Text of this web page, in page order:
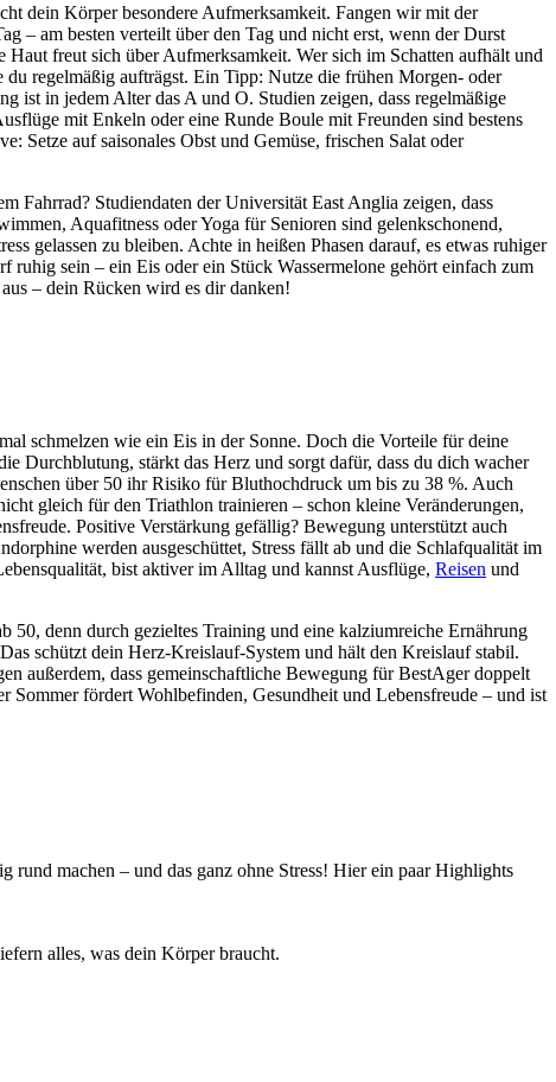
dein Körper besondere Aufmerksamkeit. Fangen wir mit der
– am besten verteilt über den Tag und nicht erst, wenn der Durst
freut sich über Aufmerksamkeit. Wer sich im Schatten aufhält und
regelmäßig aufträgst. Ein Tipp: Nutze die frühen Morgen- oder
ist in jedem Alter das A und O. Studien zeigen, dass regelmäßige
mit Enkeln oder eine Runde Boule mit Freunden sind bestens
Setze auf saisonales Obst und Gemüse, frischen Salat oder
Fahrrad? Studiendaten der Universität East Anglia zeigen, dass
Aquafitness oder Yoga für Senioren sind gelenkschonend,
gelassen zu bleiben. Achte in heißen Phasen darauf, es etwas ruhiger
ruhig sein – ein Eis oder ein Stück Wassermelone gehört einfach zum
– dein Rücken wird es dir danken!
schmelzen wie ein Eis in der Sonne. Doch die Vorteile für deine
Durchblutung, stärkt das Herz und sorgt dafür, dass du dich wacher
über 50 ihr Risiko für Bluthochdruck um bis zu 38 %. Auch
gleich für den Triathlon trainieren – schon kleine Veränderungen,
Positive Verstärkung gefällig? Bewegung unterstützt auch
werden ausgeschüttet, Stress fällt ab und die Schlafqualität im
bist aktiver im Alltag und kannst Ausflüge, Reisen und
50, denn durch gezieltes Training und eine kalziumreiche Ernährung
schützt dein Herz-Kreislauf-System und hält den Kreislauf stabil.
außerdem, dass gemeinschaftliche Bewegung für BestAger doppelt
Sommer fördert Wohlbefinden, Gesundheit und Lebensfreude – und ist
rund machen – und das ganz ohne Stress! Hier ein paar Highlights
alles, was dein Körper braucht.